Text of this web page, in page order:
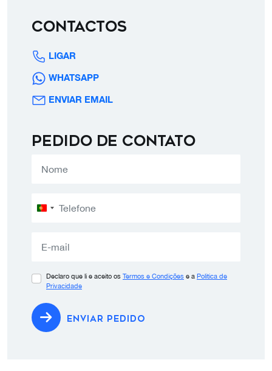
Contactos
LIGAR
WHATSAPP
ENVIAR EMAIL
Pedido de contato
Portugal
Declaro que li e aceito os Termos e Condições e a Política de
Privacidade
ENVIAR PEDIDO